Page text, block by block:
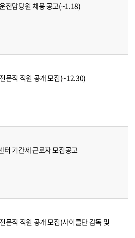
전담당원 채용 공고(~1.18)
문직 직원 공개 모집(~12.30)
터 기간제 근로자 모집공고
문직 직원 공개 모집(사이클단 감독 및